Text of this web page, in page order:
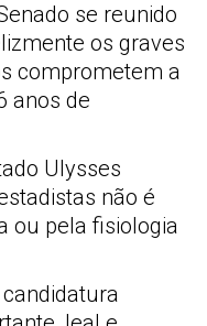
se reunido
os graves
comprometem a
anos de
Ulysses
não é
ou pela fisiologia